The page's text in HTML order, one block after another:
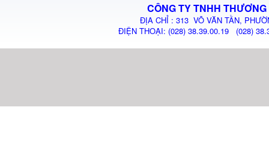
CÔNG TY TNHH
ĐỊA CHỈ : 313 VÕ VĂN TẦN,
ĐIỆN THOẠI: (028) 38.39.00.19 (028)